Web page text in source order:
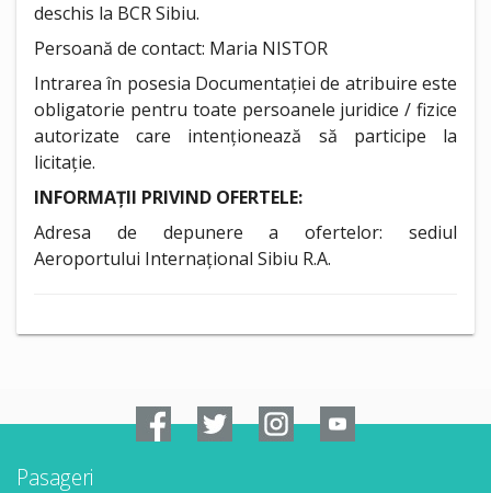
deschis la BCR Sibiu.
Persoană de contact: Maria NISTOR
Intrarea în posesia Documentației de atribuire este
obligatorie pentru toate persoanele juridice / fizice
autorizate care intenționează să participe la
licitație.
INFORMAȚII PRIVIND OFERTELE:
Adresa de depunere a ofertelor: sediul
Aeroportului Internațional Sibiu R.A.
Pasageri